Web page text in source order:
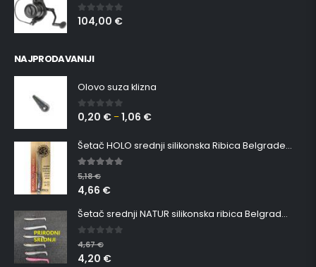
0out of 5
104,00 €
NAJPRODAVANIJI
Olovo suza klizna
0 out of 5
0,20 € –1,06 €
Šetač HOLO srednji silikonska Ribica Belgrade Walker
5.00out of 5
5,18€
4,66 €
Šetač srednji NATUR silikonska ribica Belgrade Walker
0 out of 5
4,67€
4,20 €